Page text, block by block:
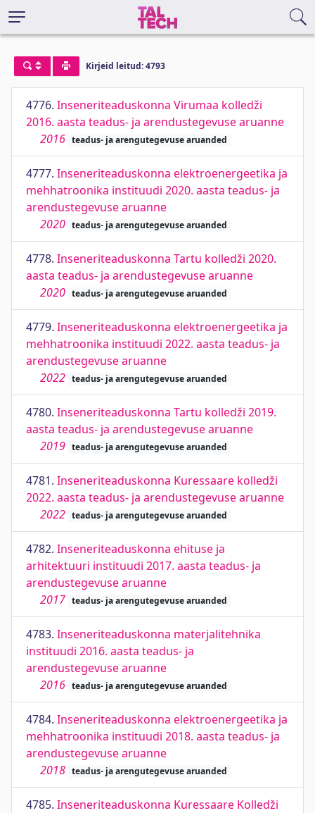
Kirjeid leitud: 4793
4776. Inseneriteaduskonna Virumaa kolledži
2016. aasta teadus- ja arendustegevuse aruanne
2016 teadus- ja arengutegevuse aruanded
4777. Inseneriteaduskonna elektroenergeetika ja
mehhatroonika instituudi 2020. aasta teadus- ja
arendustegevuse aruanne
2020 teadus- ja arengutegevuse aruanded
4778. Inseneriteaduskonna Tartu kolledži 2020.
aasta teadus- ja arendustegevuse aruanne
2020 teadus- ja arengutegevuse aruanded
4779. Inseneriteaduskonna elektroenergeetika ja
mehhatroonika instituudi 2022. aasta teadus- ja
arendustegevuse aruanne
2022 teadus- ja arengutegevuse aruanded
4780. Inseneriteaduskonna Tartu kolledži 2019.
aasta teadus- ja arendustegevuse aruanne
2019 teadus- ja arengutegevuse aruanded
4781. Inseneriteaduskonna Kuressaare kolledži
2022. aasta teadus- ja arendustegevuse aruanne
2022 teadus- ja arengutegevuse aruanded
4782. Inseneriteaduskonna ehituse ja
arhitektuuri instituudi 2017. aasta teadus- ja
arendustegevuse aruanne
2017 teadus- ja arengutegevuse aruanded
4783. Inseneriteaduskonna materjalitehnika
instituudi 2016. aasta teadus- ja
arendustegevuse aruanne
2016 teadus- ja arengutegevuse aruanded
4784. Inseneriteaduskonna elektroenergeetika ja
mehhatroonika instituudi 2018. aasta teadus- ja
arendustegevuse aruanne
2018 teadus- ja arengutegevuse aruanded
4785. Inseneriteaduskonna Kuressaare Kolledži